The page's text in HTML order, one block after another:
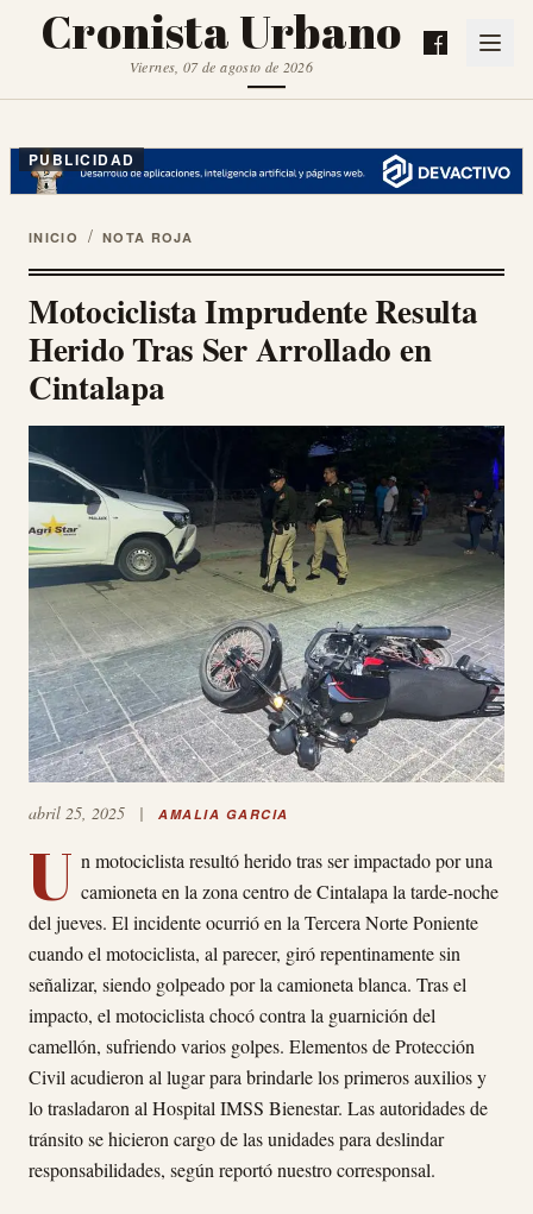
Cronista Urbano
Viernes, 07 de agosto de 2026
PUBLICIDAD
INICIO / NOTA ROJA
Motociclista Imprudente Resulta
Herido Tras Ser Arrollado en
Cintalapa
abril 25, 2025 | AMALIA GARCIA
U n motociclista resultó herido tras ser impactado por una
camioneta en la zona centro de Cintalapa la tarde-noche
del jueves. El incidente ocurrió en la Tercera Norte Poniente
cuando el motociclista, al parecer, giró repentinamente sin
señalizar, siendo golpeado por la camioneta blanca. Tras el
impacto, el motociclista chocó contra la guarnición del
camellón, sufriendo varios golpes. Elementos de Protección
Civil acudieron al lugar para brindarle los primeros auxilios y
lo trasladaron al Hospital IMSS Bienestar. Las autoridades de
tránsito se hicieron cargo de las unidades para deslindar
responsabilidades, según reportó nuestro corresponsal.